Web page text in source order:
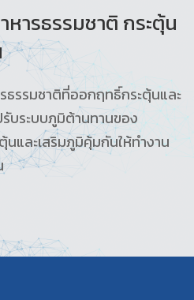
หารธรรมชาติ กระตุ้น
ธรรมชาติที่ออกฤทธิ์กระตุ้นและ
บระบบภูมิต้านทานของ
และเสริมภูมิคุ้มกันให้ทำงาน